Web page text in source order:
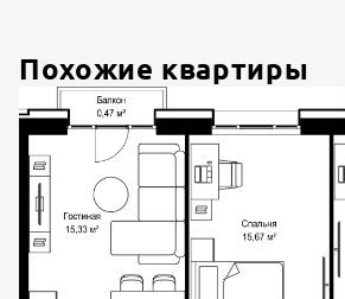
Похожие квартиры